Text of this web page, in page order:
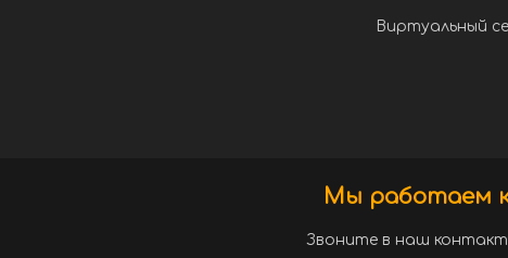
Виртуальный
Мы работаем
Звоните в наш контакт